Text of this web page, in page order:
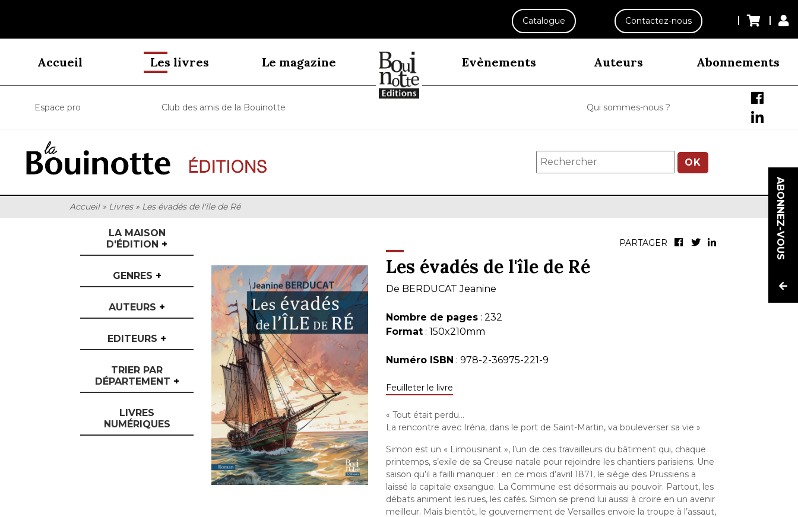
Catalogue Contactez-nous
Accueil Les livres Le magazine Evènements Auteurs Abonnements
Espace pro Club des amis de la Bouinotte Qui sommes-nous ?
OK
Accueil» Livres» Les évadés de l'île de Ré ABONNEZ-VOUS
LA MAISON
D'ÉDITION +
GENRES +
AUTEURS +
EDITEURS +
TRIER PAR
DÉPARTEMENT +
LIVRES
NUMÉRIQUES
Les évadés de l'île de Ré
De BERDUCAT Jeanine
Nombre de pages : 232
Format : 150x210mm
Numéro ISBN : 978-2-36975-221-9
Feuilleter le livre
PARTAGER
« Tout était perdu…
La rencontre avec Iréna, dans le port de Saint-Martin, va bouleverser sa vie »
Simon est un « Limousinant », l’un de ces travailleurs du bâtiment qui, chaque
printemps, s’exile de sa Creuse natale pour rejoindre les chantiers parisiens. Une
saison qu’il a failli manquer : en ce mois d’avril 1871, le siège des Prussiens a
laissé la capitale exsangue. La Commune est désormais au pouvoir. Partout, les
débats animent les rues, les cafés. Simon se prend lui aussi à croire en un avenir
meilleur. Mais bientôt, le gouvernement de Versailles envoie la troupe à l’assaut,